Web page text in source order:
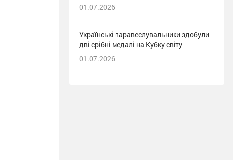
01.07.2026
Українські паравеслувальники здобули
дві срібні медалі на Кубку світу
01.07.2026